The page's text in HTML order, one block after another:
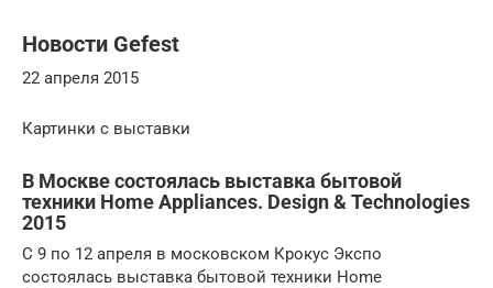
Новости Gefest
22 апреля 2015
Картинки с выставки
В Москве состоялась выставка бытовой
техники Home Appliances. Design & Technologies
2015
С 9 по 12 апреля в московском Крокус Экспо
состоялась выставка бытовой техники Home